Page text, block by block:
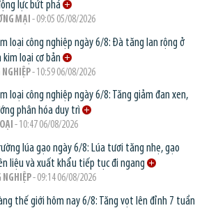
lực bứt phá
MẠI - 09:05 05/08/2026
loại công nghiệp ngày 6/8: Đà tăng lan rộng ở
loại cơ bản
NGHIỆP- 10:59 06/08/2026
loại công nghiệp ngày 6/8: Tăng giảm đan xen,
phân hóa duy trì
- 10:47 06/08/2026
lúa gạo ngày 6/8: Lúa tươi tăng nhẹ, gạo
liệu và xuất khẩu tiếp tục đi ngang
NGHIỆP- 09:14 06/08/2026
thế giới hôm nay 6/8: Tăng vọt lên đỉnh 7 tuần